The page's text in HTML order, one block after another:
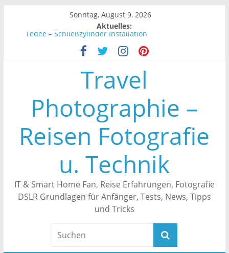
springen
Sonntag, August 9, 2026
Aktuelles:
Tedee – Schließzylinder Installation
Tedee – Smartes Türschloss Automatisch schließen
Unifi Controller – Endgeräte werden nicht angezeigt
Tedee – Smartes Türschloss an Alexa anbinden
Tedee – ErfahrungenTravel
Photographie –
Reisen Fotografie
u. Technik
IT & Smart Home Fan, Reise Erfahrungen, Fotografie
DSLR Grundlagen für Anfänger, Tests, News, Tipps
und Tricks